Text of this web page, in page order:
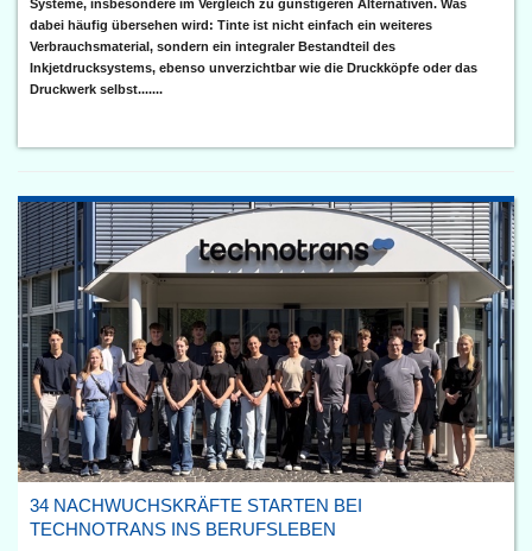
Systeme, insbesondere im Vergleich zu günstigeren Alternativen. Was
dabei häufig übersehen wird: Tinte ist nicht einfach ein weiteres
Verbrauchsmaterial, sondern ein integraler Bestandteil des
Inkjetdrucksystems, ebenso unverzichtbar wie die Druckköpfe oder das
Druckwerk selbst.......
34 NACHWUCHSKRÄFTE STARTEN BEI
TECHNOTRANS INS BERUFSLEBEN